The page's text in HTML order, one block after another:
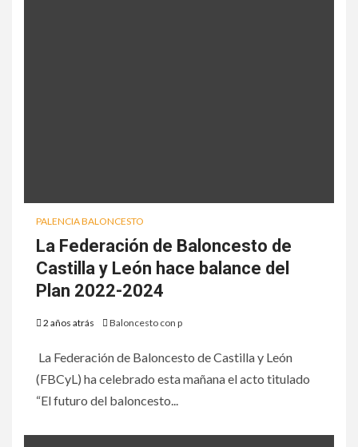
PALENCIA BALONCESTO
La Federación de Baloncesto de
Castilla y León hace balance del
Plan 2022-2024
2 años atrás Baloncesto con p
La Federación de Baloncesto de Castilla y León
(FBCyL) ha celebrado esta mañana el acto titulado
“El futuro del baloncesto...